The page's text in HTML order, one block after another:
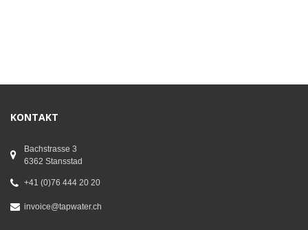
KONTAKT
Bachstrasse 3
6362 Stansstad
+41 (0)76 444 20 20
invoice@tapwater.ch